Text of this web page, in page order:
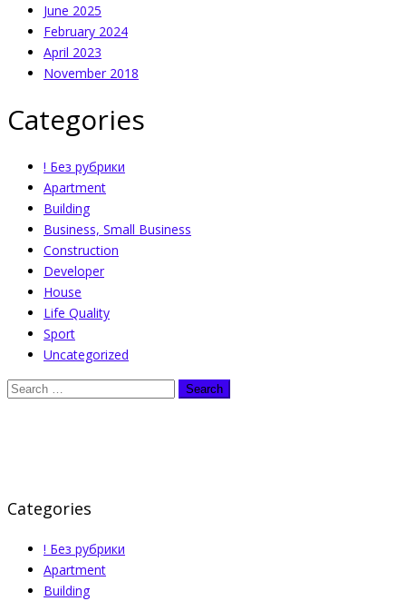
June 2025
February 2024
April 2023
November 2018
Categories
! Без рубрики
Apartment
Building
Business, Small Business
Construction
Developer
House
Life Quality
Sport
Uncategorized
Categories
! Без рубрики
Apartment
Building